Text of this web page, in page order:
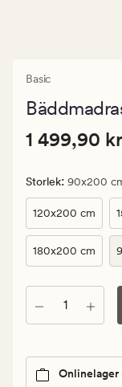
Basic
Pris
Ordinarie
pris
499,90
kr
Pris 1
1 499,90 kr
Storlek: 90x200
120x200 cm
180x200 cm
Antal
Onlinelager